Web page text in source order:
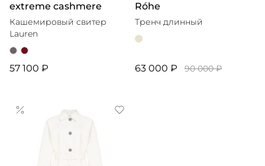
extreme cashmere
Кашемировый свитер
Lauren
57 100 ₽
Róhe
Тренч длинный
63 000 ₽ 90 000 ₽